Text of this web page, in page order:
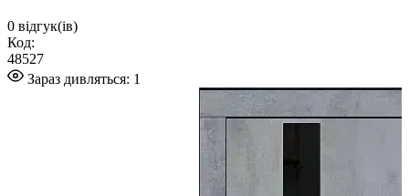
0 відгук(ів)
Код:
48527
Зараз дивляться: 1